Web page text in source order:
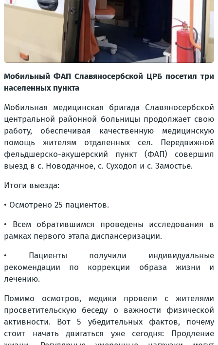
Мобильный ФАП Славяносербской ЦРБ посетил три
населенных пункта
Мобильная медицинская бригада Славяносербской
центральной районной больницы продолжает свою
работу, обеспечивая качественную медицинскую
помощь жителям отдаленных сел. Передвижной
фельдшерско-акушерский пункт (ФАП) совершил
выезд в с. Новодачное, с. Суходол и с. Замостье.
Итоги выезда:
• Осмотрено 25 пациентов.
• Всем обратившимся проведены исследования в
рамках первого этапа диспансеризации.
• Пациенты получили индивидуальные
рекомендации по коррекции образа жизни и
лечению.
Помимо осмотров, медики провели с жителями
просветительскую беседу о важности физической
активности. Вот 5 убедительных фактов, почему
стоит начать двигаться уже сегодня: Продление